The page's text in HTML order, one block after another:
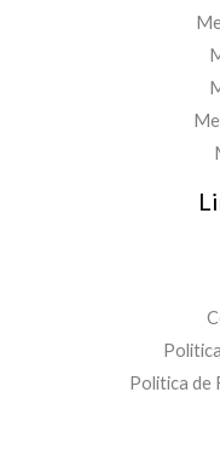
Politica de